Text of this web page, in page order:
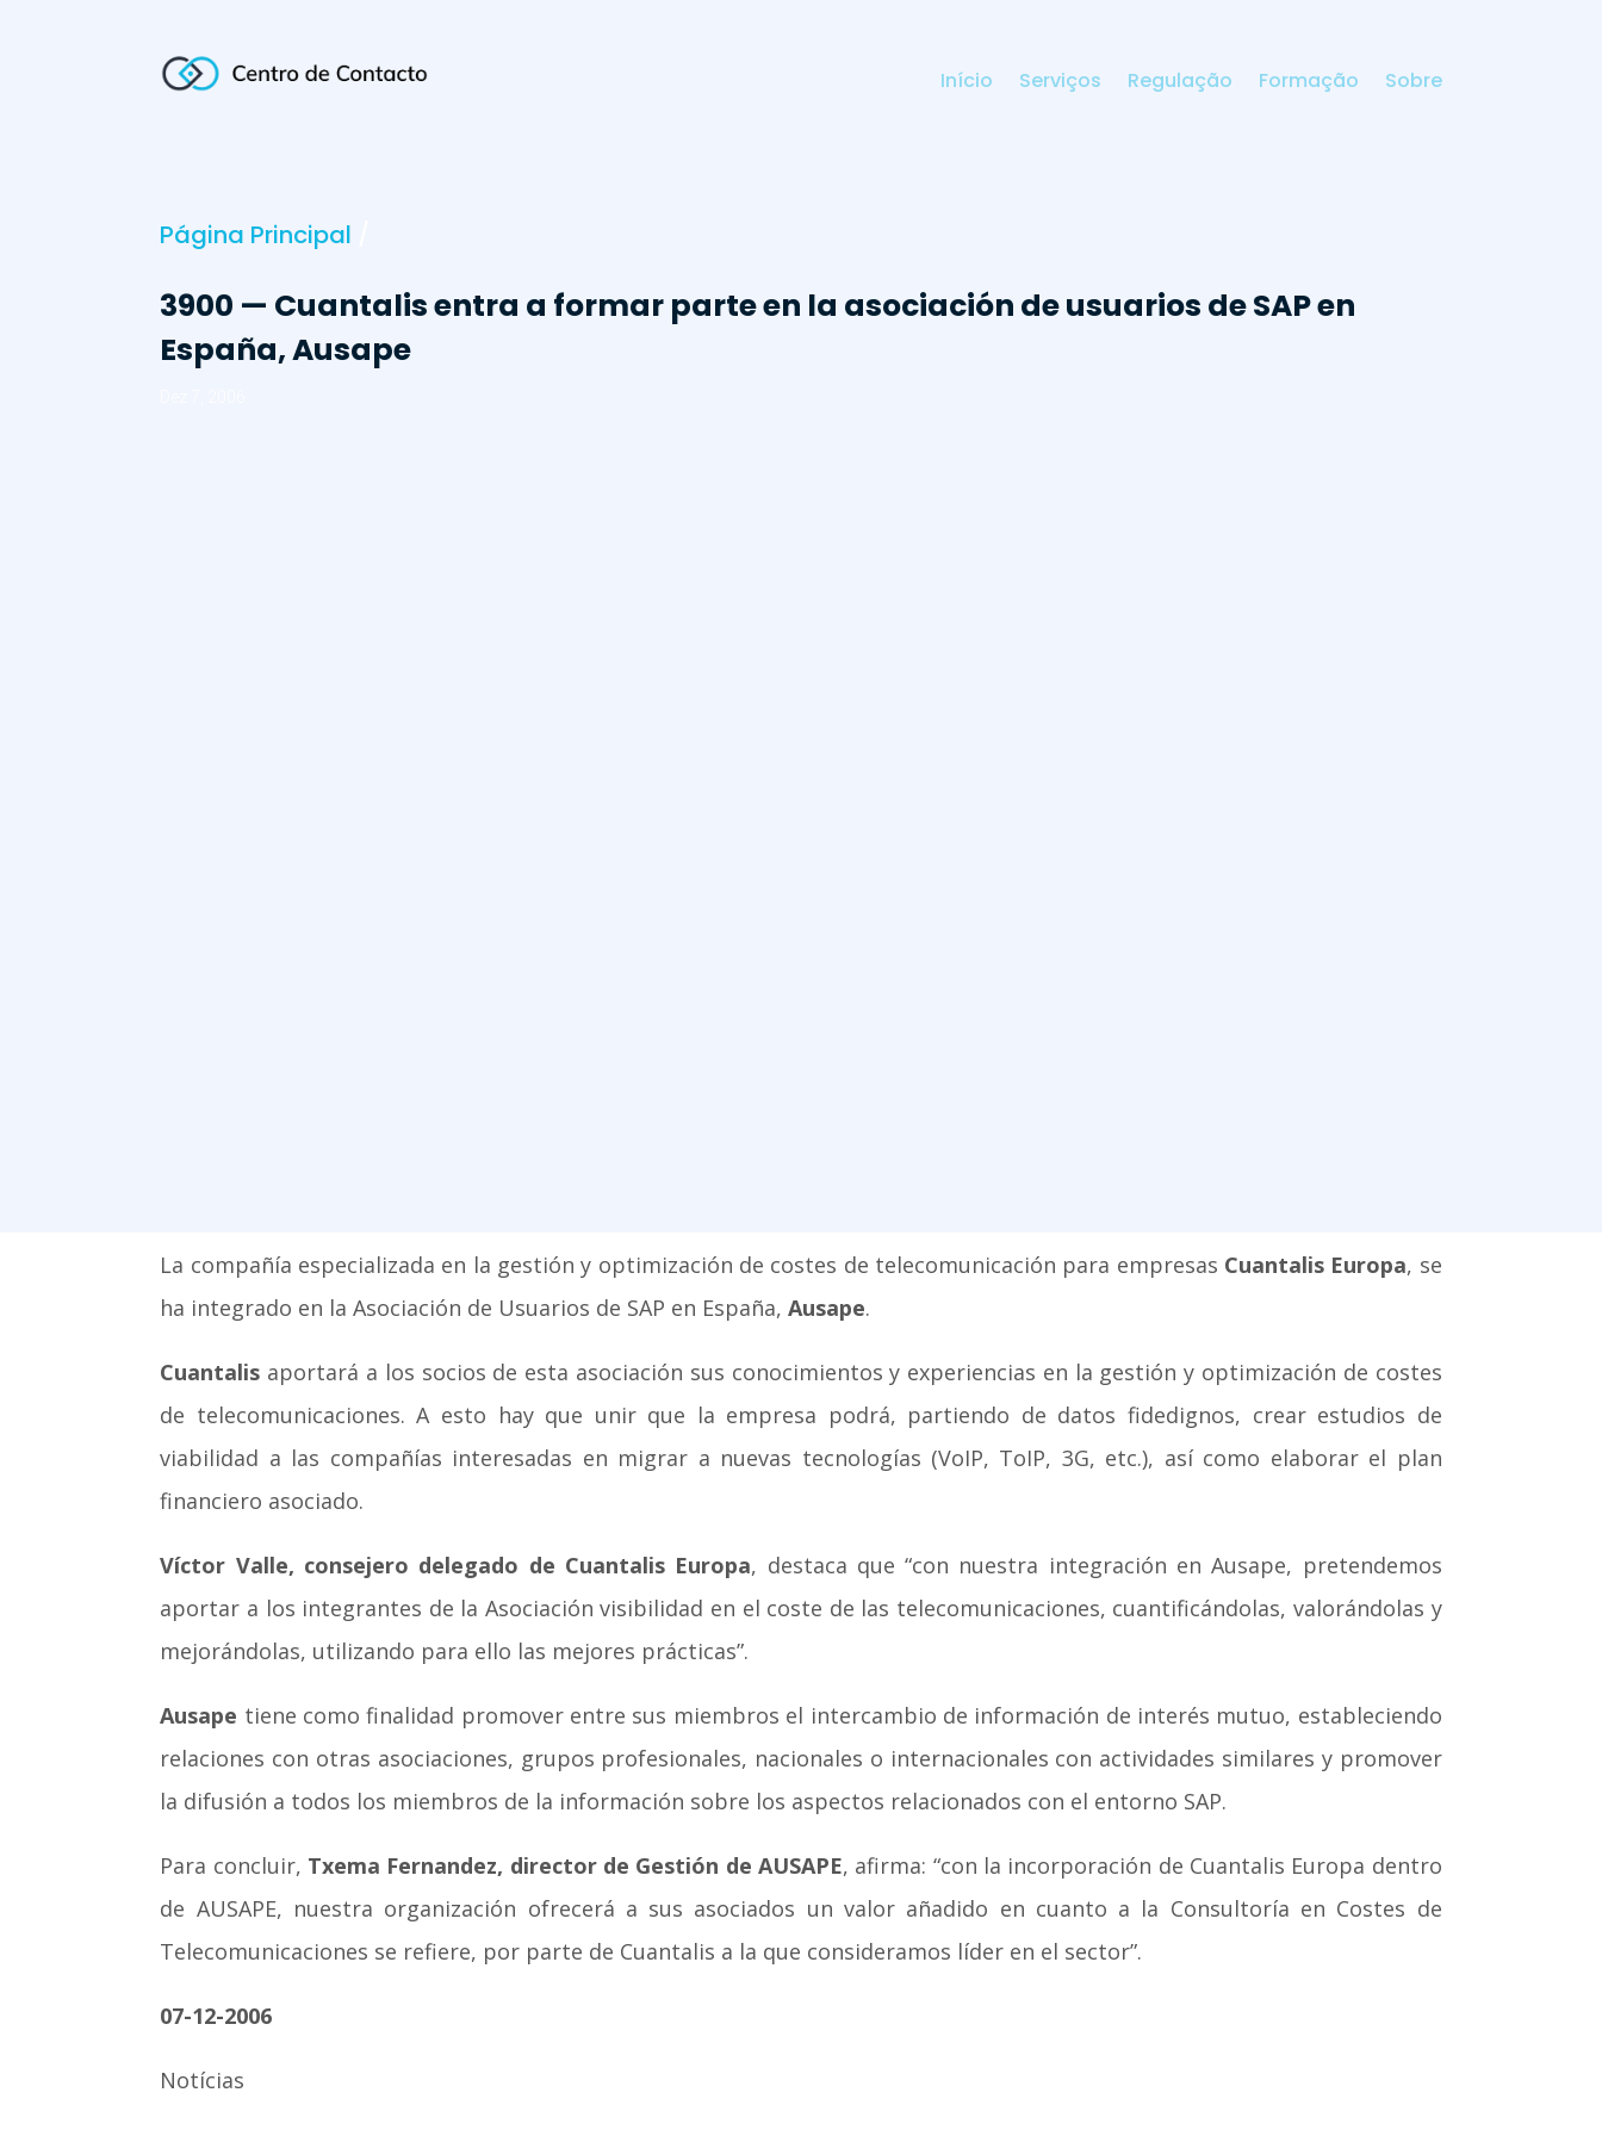
Início Serviços Regulação Formação Sobre
Página Principal
3900 — Cuantalis entra a formar parte en la asociación de usuarios de SAP en
España, Ausape
La compañía especializada en la gestión y optimización de costes de telecomunicación para empresas Cuantalis Europa, se
ha integrado en la Asociación de Usuarios de SAP en España,Ausape.
Cuantalis aportará a los socios de esta asociación sus conocimientos y experiencias en la gestión y optimización de costes
de telecomunicaciones. A esto hay que unir que la empresa podrá, partiendo de datos fidedignos, crear estudios de
viabilidad a las compañías interesadas en migrar a nuevas tecnologías (VoIP, ToIP, 3G, etc.), así como elaborar el plan
financiero asociado.
Víctor Valle, consejero delegado de Cuantalis Europa, destaca que “con nuestra integración en Ausape, pretendemos
aportar a los integrantes de la Asociación visibilidad en el coste de las telecomunicaciones, cuantificándolas, valorándolas y
mejorándolas, utilizando para ello las mejores prácticas”.
Ausape tiene como finalidad promover entre sus miembros el intercambio de información de interés mutuo, estableciendo
relaciones con otras asociaciones, grupos profesionales, nacionales o internacionales con actividades similares y promover
la difusión a todos los miembros de la información sobre los aspectos relacionados con el entorno SAP.
Para concluir, Txema Fernandez, director de Gestión de AUSAPE, afirma: “con la incorporación de Cuantalis Europa dentro
de AUSAPE, nuestra organización ofrecerá a sus asociados un valor añadido en cuanto a la Consultoría en Costes de
Telecomunicaciones se refiere, por parte de Cuantalis a la que consideramos líder en el sector”.
07-12-2006
Notícias